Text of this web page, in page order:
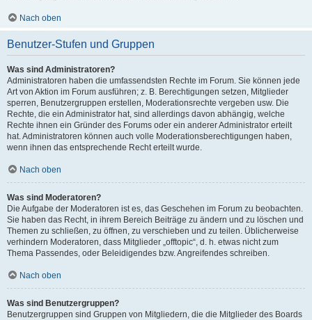
Nach oben
Benutzer-Stufen und Gruppen
Was sind Administratoren?
Administratoren haben die umfassendsten Rechte im Forum. Sie können jede
Art von Aktion im Forum ausführen; z. B. Berechtigungen setzen, Mitglieder
sperren, Benutzergruppen erstellen, Moderationsrechte vergeben usw. Die
Rechte, die ein Administrator hat, sind allerdings davon abhängig, welche
Rechte ihnen ein Gründer des Forums oder ein anderer Administrator erteilt
hat. Administratoren können auch volle Moderationsberechtigungen haben,
wenn ihnen das entsprechende Recht erteilt wurde.
Nach oben
Was sind Moderatoren?
Die Aufgabe der Moderatoren ist es, das Geschehen im Forum zu beobachten.
Sie haben das Recht, in ihrem Bereich Beiträge zu ändern und zu löschen und
Themen zu schließen, zu öffnen, zu verschieben und zu teilen. Üblicherweise
verhindern Moderatoren, dass Mitglieder „offtopic“, d. h. etwas nicht zum
Thema Passendes, oder Beleidigendes bzw. Angreifendes schreiben.
Nach oben
Was sind Benutzergruppen?
Benutzergruppen sind Gruppen von Mitgliedern, die die Mitglieder des Boards